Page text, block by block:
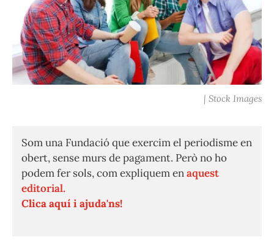
| Stock Images
Som una Fundació que exercim el periodisme en
obert, sense murs de pagament. Però no ho
podem fer sols, com expliquem enaquest
editorial.
Clica aquí i ajuda'ns!